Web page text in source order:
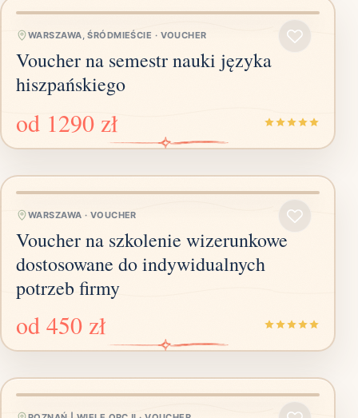
WARSZAWA, ŚRÓDMIEŚCIE · VOUCHER
Voucher na semestr nauki języka
hiszpańskiego
od 1290 zł
WARSZAWA · VOUCHER
Voucher na szkolenie wizerunkowe
dostosowane do indywidualnych
potrzeb firmy
od 450 zł